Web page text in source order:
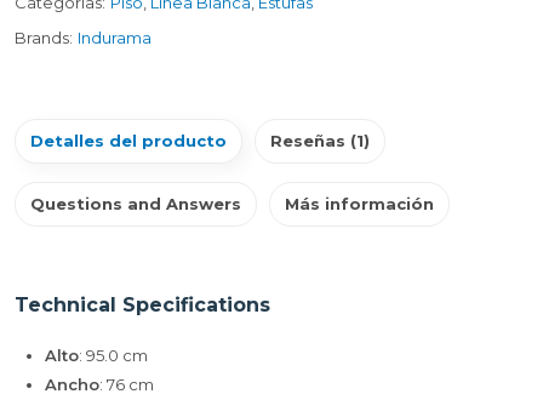
Brands: Indurama
Detalles del producto Reseñas (1)
Questions and Answers Más información
Technical Specifications
Alto: 95.0 cm
Ancho: 76 cm